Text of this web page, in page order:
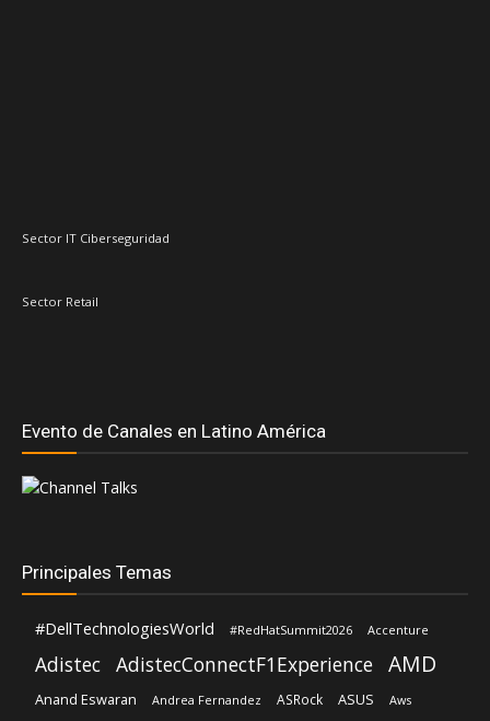
Sector IT Ciberseguridad
Sector Retail
Evento de Canales en Latino América
Principales Temas
#DellTechnologiesWorld #RedHatSummit2026 Accenture
Adistec AdistecConnectF1Experience AMD
Anand Eswaran Andrea Fernandez ASRock ASUS Aws